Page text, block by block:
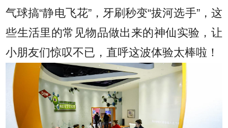
气球搞“静电飞花”，牙刷秒变“拔河选手”，这
些生活里的常见物品做出来的神仙实验，让
小朋友们惊叹不已，直呼这波体验太棒啦！